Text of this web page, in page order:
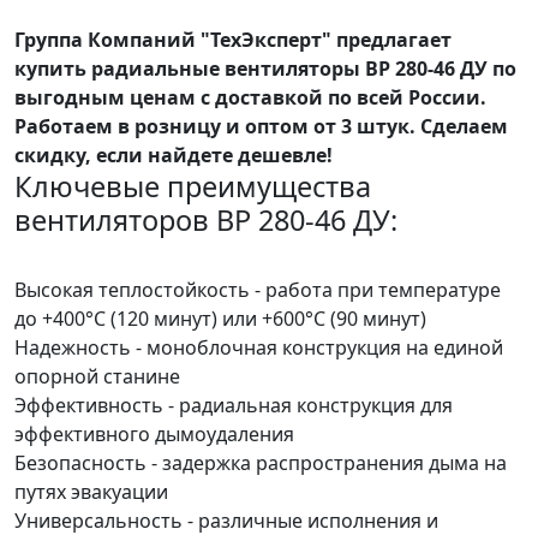
Группа Компаний "ТехЭксперт" предлагает
купить радиальные вентиляторы ВР 280-46 ДУ по
выгодным ценам с доставкой по всей России.
Работаем в розницу и оптом от 3 штук. Сделаем
скидку, если найдете дешевле!
Ключевые преимущества
вентиляторов ВР 280-46 ДУ:
Высокая теплостойкость - работа при температуре
до +400°С (120 минут) или +600°С (90 минут)
Надежность - моноблочная конструкция на единой
опорной станине
Эффективность - радиальная конструкция для
эффективного дымоудаления
Безопасность - задержка распространения дыма на
путях эвакуации
Универсальность - различные исполнения и